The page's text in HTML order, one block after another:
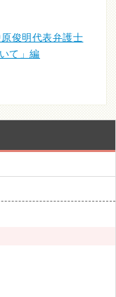
俊明代表弁護士
て」編